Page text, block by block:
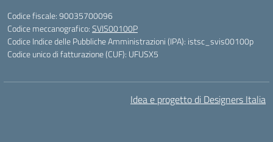
Codice fiscale: 90035700096
Codice meccanografico:SVIS00100P
Codice Indice delle Pubbliche Amministrazioni (IPA): istsc_svis00100p
Codice unico di fatturazione (CUF): UFUSX5
Idea e progetto di Designers Italia